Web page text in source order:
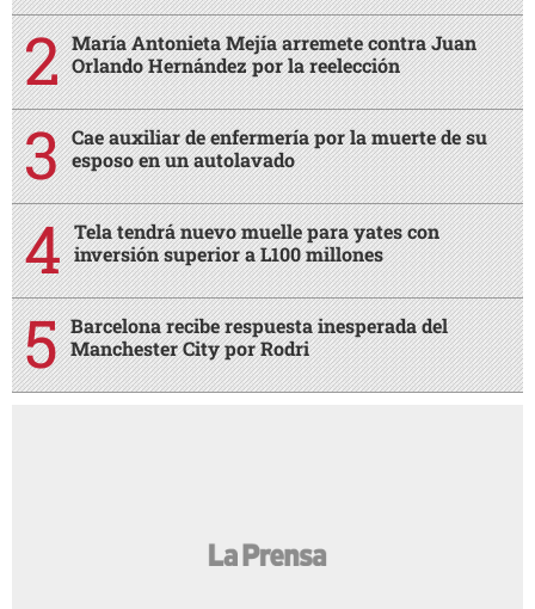
María Antonieta Mejía arremete contra Juan
Orlando Hernández por la reelección
Cae auxiliar de enfermería por la muerte de su
esposo en un autolavado
Tela tendrá nuevo muelle para yates con
inversión superior a L100 millones
Barcelona recibe respuesta inesperada del
Manchester City por Rodri